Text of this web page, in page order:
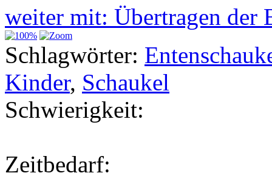
weiter mit: Übertragen
Schlagwörter:
Kinder, Schaukel
Schwierigkeit:
Zeitbedarf: